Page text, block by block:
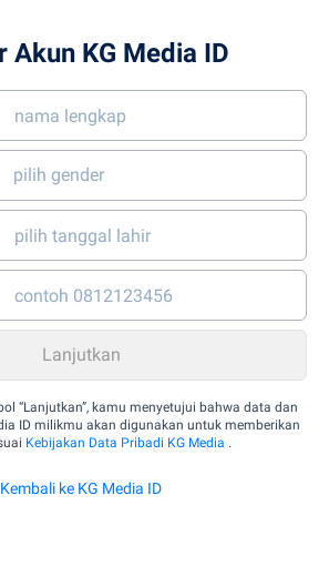
Akun KG Media ID
“Lanjutkan”, kamu menyetujui bahwa data dan
ID milikmu akan digunakan untuk memberikan
Kebijakan Data Pribadi KG Media .
Kembali ke KG Media ID